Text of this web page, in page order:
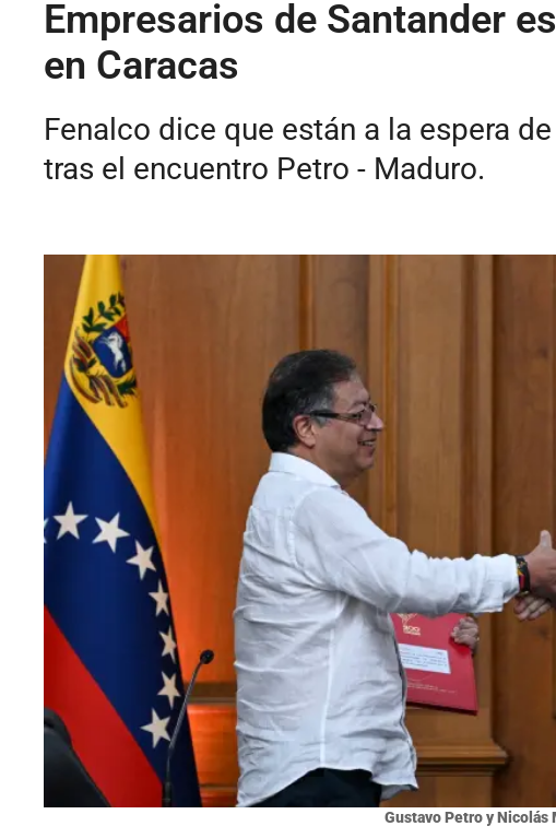
Empresarios de Santander
en Caracas
Fenalco dice que están a la espera
tras el encuentro Petro - Maduro.
Gustavo Petro y Nicolás